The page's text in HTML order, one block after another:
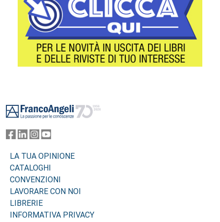
LA TUA OPINIONE
CATALOGHI
CONVENZIONI
LAVORARE CON NOI
LIBRERIE
INFORMATIVA PRIVACY